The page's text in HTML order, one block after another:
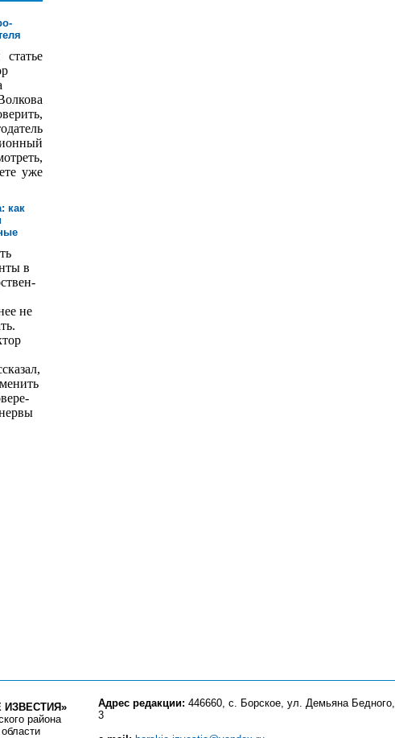
уже
как
в
не
ИЗВЕСТИЯ»
района
Адрес редакции: 446660, с. Борское, ул. Демьяна Бедного,
3